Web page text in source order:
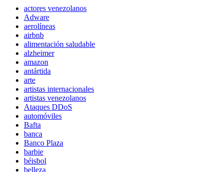
actores venezolanos
Adware
aerolíneas
airbnb
alimentación saludable
alzheimer
amazon
antártida
arte
artistas internacionales
artistas venezolanos
Ataques DDoS
automóviles
Bafta
banca
Banco Plaza
barbie
béisbol
belleza